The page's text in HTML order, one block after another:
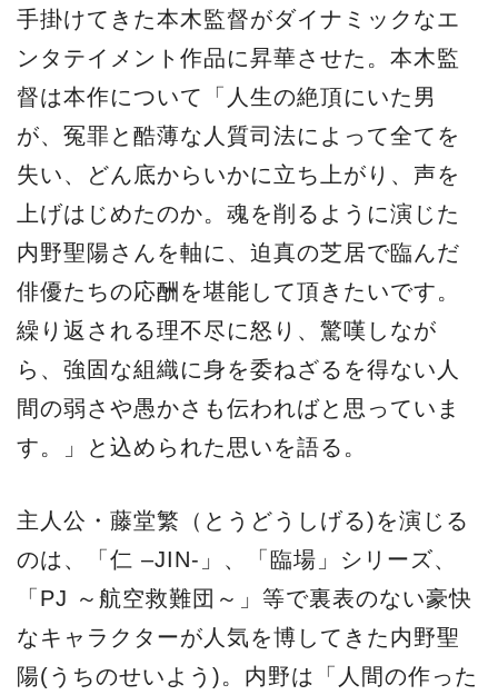
手掛けてきた本木監督がダイナミックなエ
ンタテイメント作品に昇華させた。本木監
督は本作について「人生の絶頂にいた男
が、冤罪と酷薄な人質司法によって全てを
失い、どん底からいかに立ち上がり、声を
上げはじめたのか。魂を削るように演じた
内野聖陽さんを軸に、迫真の芝居で臨んだ
俳優たちの応酬を堪能して頂きたいです。
繰り返される理不尽に怒り、驚嘆しなが
ら、強固な組織に身を委ねざるを得ない人
間の弱さや愚かさも伝わればと思っていま
す。」と込められた思いを語る。
主人公・藤堂繁（とうどうしげる)を演じる
のは、「仁 –JIN-」、「臨場」シリーズ、
「PJ ～航空救難団～」等で裏表のない豪快
なキャラクターが人気を博してきた内野聖
陽(うちのせいよう)。内野は「人間の作った